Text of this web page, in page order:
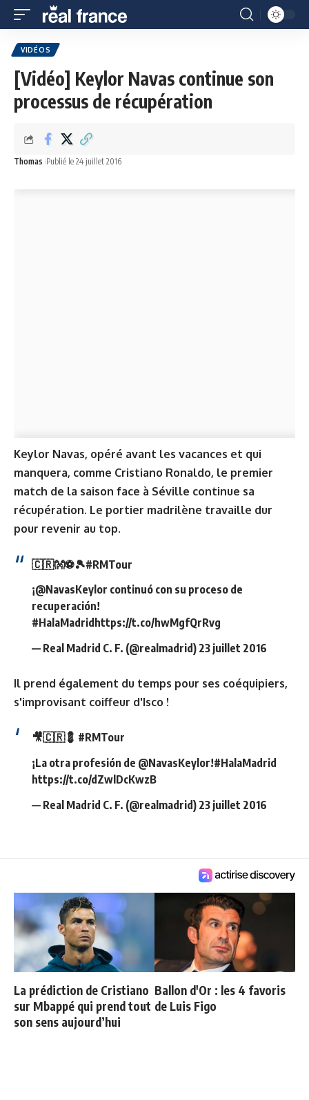
VIDÉOS
[Vidéo] Keylor Navas continue son
processus de récupération
Thomas Publié le 24 juillet 2016
Keylor Navas, opéré avant les vacances et qui
manquera, comme Cristiano Ronaldo, le premier
match de la saison face à Séville continue sa
récupération. Le portier madrilène travaille dur
pour revenir au top.
🇨🇷👐⚽️🎾#RMTour
¡@NavasKeylor continuó con su proceso de
recuperación!
#HalaMadrid https://t.co/hwMgfQrRvg
— Real Madrid C. F. (@realmadrid) 23 juillet 2016
Il prend également du temps pour ses coéquipiers,
s'improvisant coiffeur d'Isco !
🎥🇨🇷💈 #RMTour
¡La otra profesión de @NavasKeylor!#HalaMadrid
https://t.co/dZwlDcKwzB
— Real Madrid C. F. (@realmadrid) 23 juillet 2016
La prédiction de Cristiano
sur Mbappé qui prend tout
son sens aujourd’hui
Ballon d'Or : les 4 favoris
de Luis Figo